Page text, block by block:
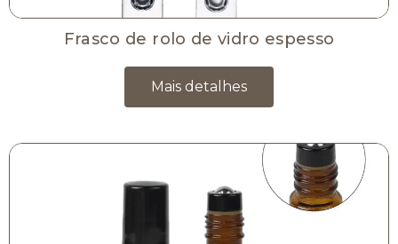
Frasco de rolo de vidro espesso
Mais detalhes